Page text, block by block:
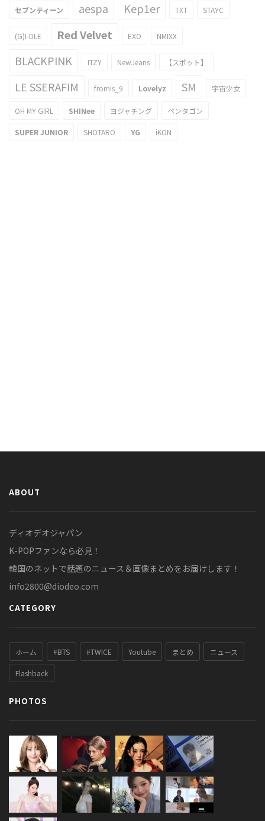
セブンティーン aespa Kep1er TXT STAYC
(G)I-DLE Red Velvet EXO NMIXX
BLACKPINK ITZY NewJeans 【スポット】
LE SSERAFIM fromis_9 Lovelyz SM 宇宙少女
OH MY GIRL SHINee ヨジャチング ペンタゴン
SUPER JUNIOR SHOTARO YG iKON
ABOUT
ディオデオジャパン
K-POPファンなら必見！
韓国のネットで話題のニュース＆画像まとめをお届けします！
info2800@diodeo.com
CATEGORY
ホーム #BTS #TWICE Youtube まとめ ニュース
Flashback
PHOTOS